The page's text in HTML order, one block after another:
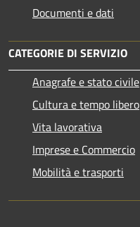
Documenti e dati
CATEGORIE DI SERVIZIO
Anagrafe e stato civile
Cultura e tempo libero
Vita lavorativa
Imprese e Commercio
Mobilità e trasporti